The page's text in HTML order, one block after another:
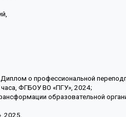
Диплом о профессиональной
ФГБОУ ВО «ПГУ», 2024;
образовательной
2025.